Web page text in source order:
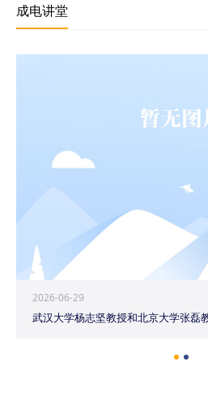
成电讲堂
2026-06-29
武汉大学杨志坚教授和北京大学张磊